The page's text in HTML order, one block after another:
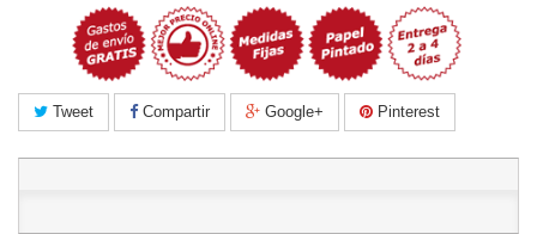
Tweet Compartir Google+ Pinterest